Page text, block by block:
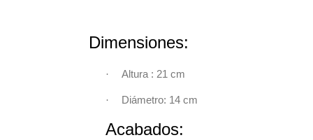
Dimensiones:
· Altura : 21 cm
· Diámetro: 14 cm
Acabados: